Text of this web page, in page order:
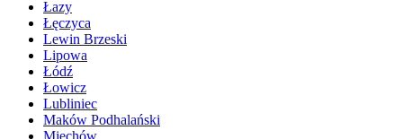
Łazy
Łęczyca
Lewin Brzeski
Lipowa
Łódź
Łowicz
Lubliniec
Maków Podhalański
Miechów